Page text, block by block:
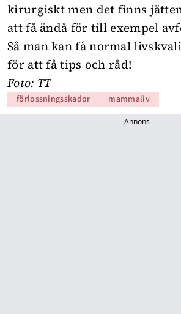
kirurgiskt men det finns
att få ändå för till exempel
Så man kan få normal
för att få tips och råd!
Foto: TT
förlossningsskador mammaliv
Annons